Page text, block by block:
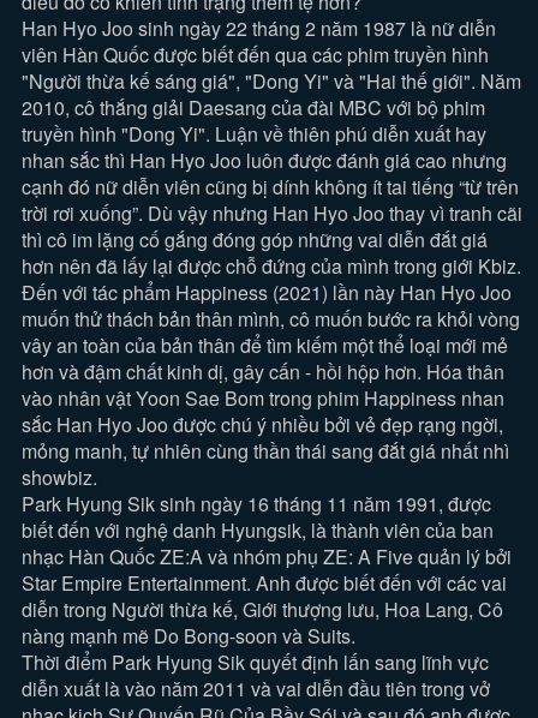
Han Hyo Joo sinh ngày 22 tháng 2 năm 1987 là nữ diễn
viên Hàn Quốc được biết đến qua các phim truyền hình
"Người thừa kế sáng giá", "Dong Yi" và "Hai thế giới". Năm
2010, cô thắng giải Daesang của đài MBC với bộ phim
truyền hình "Dong Yi". Luận về thiên phú diễn xuất hay
nhan sắc thì Han Hyo Joo luôn được đánh giá cao nhưng
cạnh đó nữ diễn viên cũng bị dính không ít tai tiếng “từ trên
trời rơi xuống”. Dù vậy nhưng Han Hyo Joo thay vì tranh cãi
thì cô im lặng cố gắng đóng góp những vai diễn đắt giá
hơn nên đã lấy lại được chỗ đứng của mình trong giới Kbiz.
Đến với tác phẩm Happiness (2021) lần này Han Hyo Joo
muốn thử thách bản thân mình, cô muốn bước ra khỏi vòng
vây an toàn của bản thân để tìm kiếm một thể loại mới mẻ
hơn và đậm chất kinh dị, gây cấn - hồi hộp hơn. Hóa thân
vào nhân vật Yoon Sae Bom trong phim Happiness nhan
sắc Han Hyo Joo được chú ý nhiều bởi vẻ đẹp rạng ngời,
mỏng manh, tự nhiên cùng thần thái sang đắt giá nhất nhì
showbiz.
Park Hyung Sik sinh ngày 16 tháng 11 năm 1991, được
biết đến với nghệ danh Hyungsik, là thành viên của ban
nhạc Hàn Quốc ZE:A và nhóm phụ ZE: A Five quản lý bởi
Star Empire Entertainment. Anh được biết đến với các vai
diễn trong Người thừa kế, Giới thượng lưu, Hoa Lang, Cô
nàng mạnh mẽ Do Bong-soon và Suits.
Thời điểm Park Hyung Sik quyết định lấn sang lĩnh vực
diễn xuất là vào năm 2011 và vai diễn đầu tiên trong vở